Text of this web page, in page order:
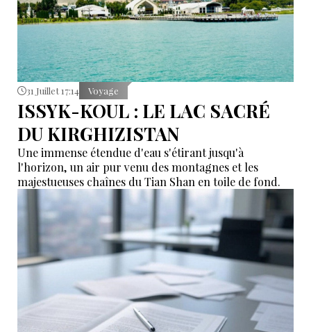
31 Juillet 17:14 Voyage
ISSYK-KOUL : LE LAC SACRÉ
DU KIRGHIZISTAN
Une immense étendue d'eau s'étirant jusqu'à
l'horizon, un air pur venu des montagnes et les
majestueuses chaînes du Tian Shan en toile de fond.